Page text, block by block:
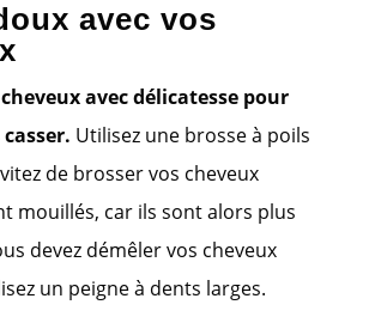
avec vos
avec délicatesse pour
Utilisez une brosse à poils
de brosser vos cheveux
mouillés, car ils sont alors plus
devez démêler vos cheveux
un peigne à dents larges.